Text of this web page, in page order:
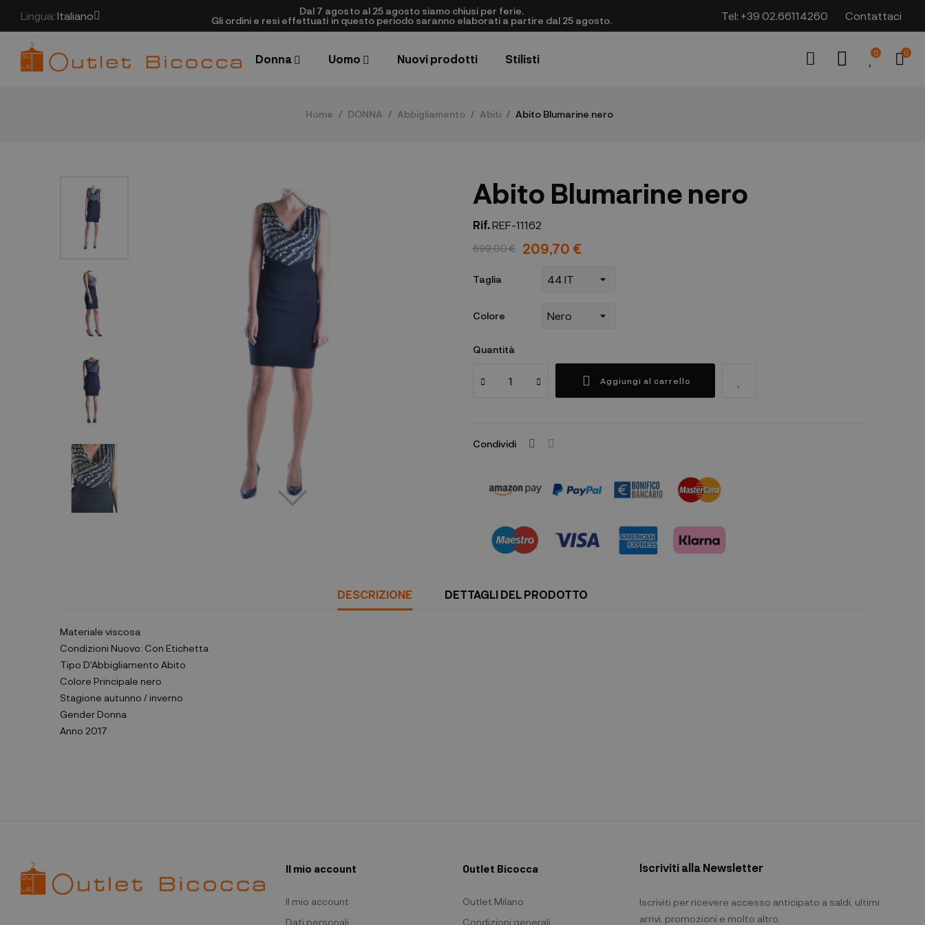
Lingua: Italiano
Dal 7 agosto al 25 agosto siamo chiusi per ferie.
Gli ordini e resi effettuati in questo periodo saranno elaborati a partire dal 25 agosto.
Tel: +39 02.66114260 Contattaci
Donna Uomo Nuovi prodotti Stilisti 0 0
Home DONNA Abbigliamento Abiti Abito Blumarine nero
Abito Blumarine nero
Rif.REF-11162
699,00 € 209,70 €
Taglia
Colore
Quantità
Aggiungi al carrello
Condividi
DESCRIZIONE DETTAGLI DEL PRODOTTO
Materiale viscosa
Condizioni Nuovo: Con Etichetta
Tipo D'Abbigliamento Abito
Colore Principale nero
Stagione autunno / inverno
Gender Donna
Anno 2017
Il mio account
Il mio account
Dati personali
Outlet Bicocca
Outlet Milano
Condizioni generali
Iscriviti alla Newsletter
Iscriviti per ricevere accesso anticipato a saldi, ultimi
arrivi, promozioni e molto altro.